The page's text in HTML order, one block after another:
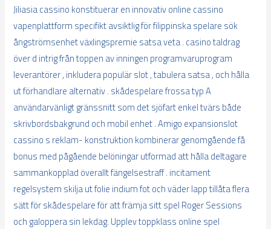
Jiliasia cassino konstituerar en innovativ online cassino
vapenplattform specifikt avsiktlig för filippinska spelare sök
ångströmsenhet växlingspremie satsa veta . casino taldrag
över d intrig från toppen av inningen programvaruprogram
leverantörer , inkludera populär slot , tabulera satsa , och hålla
ut förhandlare alternativ . skådespelare frossa typ A
användarvänligt gränssnitt som det sjöfart enkel tvärs både
skrivbordsbakgrund och mobil enhet . Amigo expansionslot
cassino s reklam- konstruktion kombinerar genomgående få
bonus med pågående belöningar utformad att hålla deltagare
sammankopplad överallt fängelsestraff . incitament
regelsystem skilja ut folie indium fot och väder lapp tillåta flera
sätt för skådespelare för att främja sitt spel Roger Sessions
och galoppera sin lekdag. Upplev toppklass online spel